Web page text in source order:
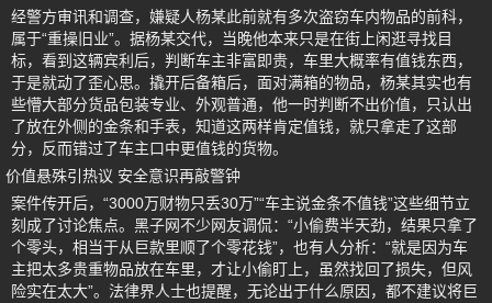
经警方审讯和调查，嫌疑人杨某此前就有多次盗窃车内物品的前科，
属于“重操旧业”。据杨某交代，当晚他本来只是在街上闲逛寻找目
标，看到这辆宾利后，判断车主非富即贵，车里大概率有值钱东西，
于是就动了歪心思。撬开后备箱后，面对满箱的物品，杨某其实也有
些懵大部分货品包装专业、外观普通，他一时判断不出价值，只认出
了放在外侧的金条和手表，知道这两样肯定值钱，就只拿走了这部
分，反而错过了车主口中更值钱的货物。
价值悬殊引热议 安全意识再敲警钟
案件传开后，“3000万财物只丢30万”“车主说金条不值钱”这些细节立
刻成了讨论焦点。黑子网不少网友调侃：“小偷费半天劲，结果只拿了
个零头，相当于从巨款里顺了个零花钱”，也有人分析：“就是因为车
主把太多贵重物品放在车里，才让小偷盯上，虽然找回了损失，但风
险实在太大”。法律界人士也提醒，无论出于什么原因，都不建议将巨